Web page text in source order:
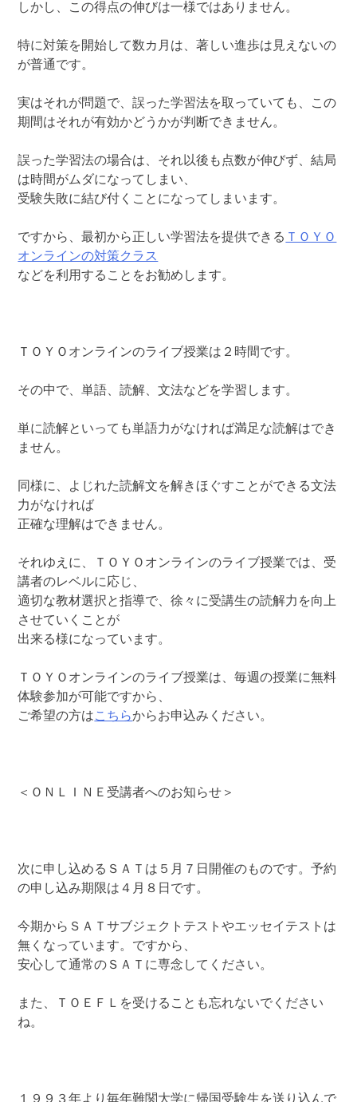
しかし、この得点の伸びは一様ではありません。
特に対策を開始して数カ月は、著しい進歩は見えないの
が普通です。
実はそれが問題で、誤った学習法を取っていても、この
期間はそれが有効かどうかが判断できません。
誤った学習法の場合は、それ以後も点数が伸びず、結局
は時間がムダになってしまい、
受験失敗に結び付くことになってしまいます。
ですから、最初から正しい学習法を提供できる ＴＯＹＯ
オンラインの対策クラス
などを利用することをお勧めします。
ＴＯＹＯオンラインのライブ授業は２時間です。
その中で、単語、読解、文法などを学習します。
単に読解といっても単語力がなければ満足な読解はでき
ません。
同様に、よじれた読解文を解きほぐすことができる文法
力がなければ
正確な理解はできません。
それゆえに、ＴＯＹＯオンラインのライブ授業では、受
講者のレベルに応じ、
適切な教材選択と指導で、徐々に受講生の読解力を向上
させていくことが
出来る様になっています。
ＴＯＹＯオンラインのライブ授業は、毎週の授業に無料
体験参加が可能ですから、
ご希望の方はこちらからお申込みください。
＜ＯＮＬＩＮＥ受講者へのお知らせ＞
次に申し込めるＳＡＴは５月７日開催のものです。予約
の申し込み期限は４月８日です。
今期からＳＡＴサブジェクトテストやエッセイテストは
無くなっています。ですから、
安心して通常のＳＡＴに専念してください。
また、ＴＯＥＦＬを受けることも忘れないでください
ね。
１９９３年より毎年難関大学に帰国受験生を送り込んで